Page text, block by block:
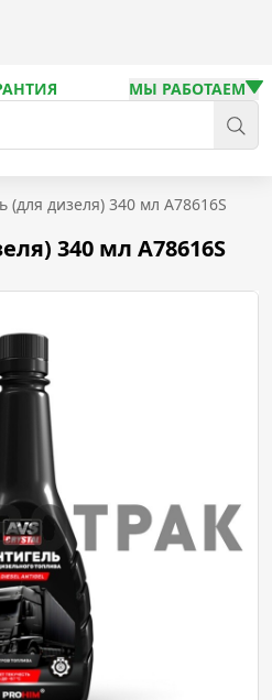
МЫ РАБОТАЕМ
(для дизеля) 340 мл A78616S
340 мл A78616S